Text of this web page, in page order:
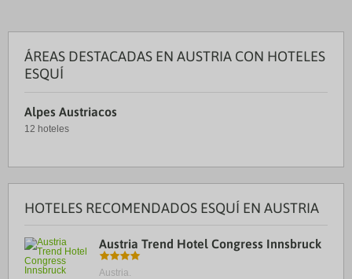
ÁREAS DESTACADAS EN AUSTRIA CON HOTELES
ESQUÍ
Alpes Austriacos
12 hoteles
HOTELES RECOMENDADOS ESQUÍ EN AUSTRIA
Austria Trend Hotel Congress Innsbruck
Austria.